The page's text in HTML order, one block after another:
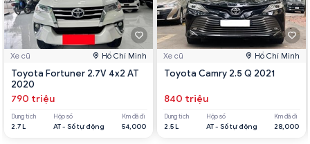
Xe cũ Hồ Chí Minh
Toyota Fortuner 2.7V 4x2 AT
2020
790 triệu
Dung tích
2.7 L
Hộp số
AT - Số tự động
Km đã đi
54,000
Xe cũ Hồ Chí Minh
Toyota Camry 2.5 Q 2021
840 triệu
Dung tích
2.5 L
Hộp số
AT - Số tự động
Km đã đi
28,000